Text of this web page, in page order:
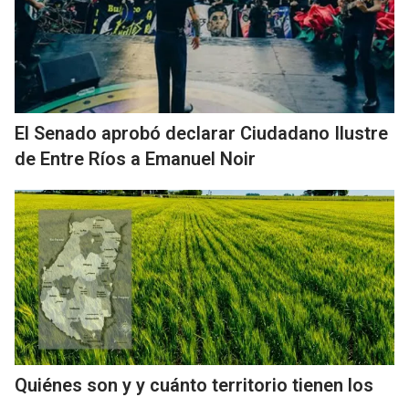
El Senado aprobó declarar Ciudadano Ilustre
de Entre Ríos a Emanuel Noir
Quiénes son y y cuánto territorio tienen los